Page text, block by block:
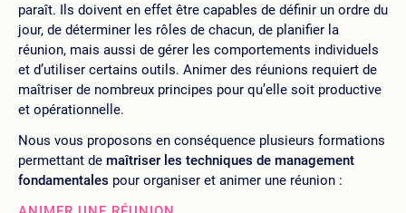
paraît. Ils doivent en effet être capables de définir un ordre du
jour, de déterminer les rôles de chacun, de planifier la
réunion, mais aussi de gérer les comportements individuels
et d’utiliser certains outils. Animer des réunions requiert de
maîtriser de nombreux principes pour qu’elle soit productive
et opérationnelle.
Nous vous proposons en conséquence plusieurs formations
permettant de maîtriser les techniques de management
fondamentales pour organiser et animer une réunion :